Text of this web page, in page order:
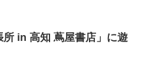
所 in 高知 蔦屋書店」に遊